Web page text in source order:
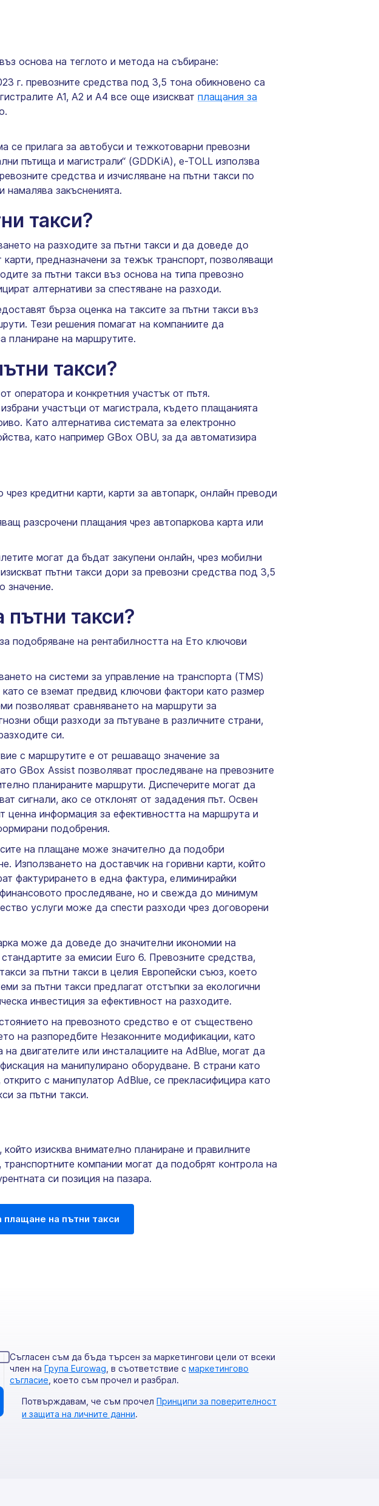
основа на теглото и метода на събиране:
г. превозните средства под 3,5 тона обикновено са
A1, A2 и A4 все още изискват плащания за
се прилага за автобуси и тежкотоварни превозни
пътища и магистрали“ (GDDKiA), e-TOLL използва
средства и изчисляване на пътни такси по
закъсненията.
такси?
на разходите за пътни такси и да доведе до
карти, предназначени за тежък транспорт, позволяващи
за пътни такси въз основа на типа превозно
алтернативи за спестяване на разходи.
бърза оценка на таксите за пътни такси въз
Тези решения помагат на компаниите да
планиране на маршрутите.
такси?
оператора и конкретния участък от пътя.
участъци от магистрала, където плащанията
Като алтернатива системата за електронно
като например GBox OBU, за да автоматизира
кредитни карти, карти за автопарк, онлайн преводи
разсрочени плащания чрез автопаркова карта или
могат да бъдат закупени онлайн, чрез мобилни
пътни такси дори за превозни средства под 3,5
значение.
такси?
подобряване на рентабилността на Ето ключови
на системи за управление на транспорта (TMS)
се вземат предвид ключови фактори като размер
позволяват сравняването на маршрути за
общи разходи за пътуване в различните страни,
си.
с маршрутите е от решаващо значение за
GBox Assist позволяват проследяване на превозните
планираните маршрути. Диспечерите могат да
сигнали, ако се отклонят от зададения път. Освен
ценна информация за ефективността на маршрута и
подобрения.
на плащане може значително да подобри
Използването на доставчик на горивни карти, който
фактурирането в една фактура, елиминирайки
проследяване, но и свежда до минимум
услуги може да спести разходи чрез договорени
може да доведе до значителни икономии на
за емисии Euro 6. Превозните средства,
за пътни такси в целия Европейски съюз, което
за пътни такси предлагат отстъпки за екологични
инвестиция за ефективност на разходите.
на превозното средство е от съществено
на разпоредбите Незаконните модификации, като
двигателите или инсталациите на AdBlue, могат да
на манипулирано оборудване. В страни като
с манипулатор AdBlue, се прекласифицира като
за пътни такси.
изисква внимателно планиране и правилните
компании могат да подобрят контрола на
си позиция на пазара.
на пътни такси
Съгласен съм да бъда търсен за маркетингови цели от всеки
член наГрупа Eurowag , в съответствие смаркетингово
съгласие , което съм прочел и разбрал.
Потвърждавам, че съм прочелПринципи за поверителност
и защита на личните данни.